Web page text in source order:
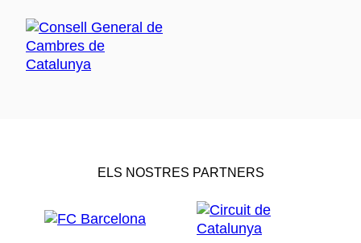
ELS NOSTRES PARTNERS